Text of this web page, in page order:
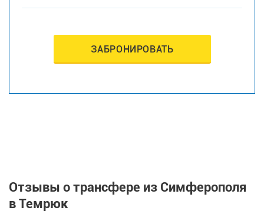
ЗАБРОНИРОВАТЬ
Отзывы о трансфере из Симферополя
в Темрюк